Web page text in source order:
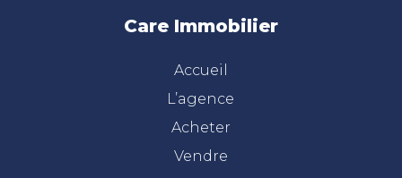
Care Immobilier
Accueil
L’agence
Acheter
Vendre